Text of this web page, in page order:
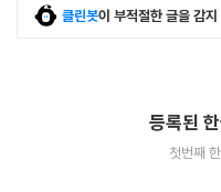
클린봇이 부적절한 글을 감지
등록된
첫번째